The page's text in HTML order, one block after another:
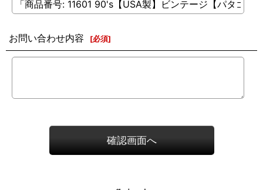
お問い合わせ内容 [必須]
確認画面へ